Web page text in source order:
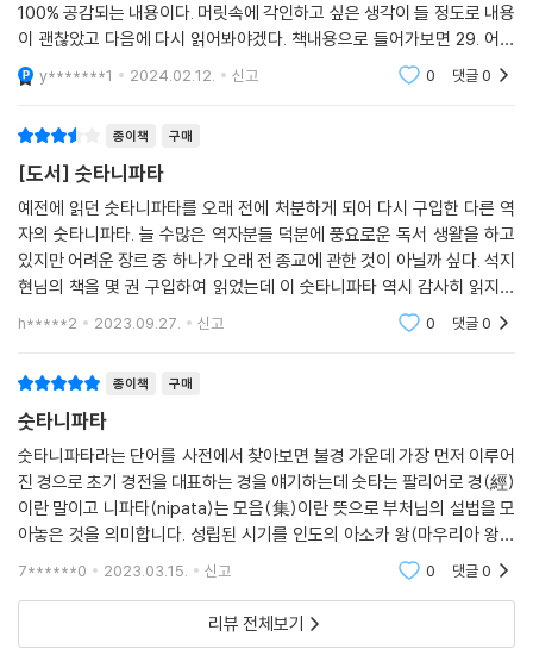
100% 공감되는 내용이다. 머릿속에 각인하고 싶은 생각이 들 정도로 내용
이 괜찮았고 다음에 다시 읽어봐야겠다. 책내용으로 들어가보면 29. 어느
곳이든 가고 싶은 대로 가라. 해치려는 마음은 갖지 말고 무엇을 얻든 그것
으로 만족
y*******1 2024.02.12. 신고 0 댓글0
종이책 구매
[도서] 숫타니파타
예전에 읽던 숫타니파타를 오래 전에 처분하게 되어 다시 구입한 다른 역
자의 숫타니파타. 늘 수많은 역자분들 덕분에 풍요로운 독서 생왈을 하고
있지만 어려운 장르 중 하나가 오래 전 종교에 관한 것이 아닐까 싶다. 석지
현님의 책을 몇 권 구입하여 읽었는데 이 숫타니파타 역시 감사히 읽지만
나로서는 애매하게 느껴지는 부분이 있다. 읽었던 상황이나 기분에 따라서
h*****2 2023.09.27. 신고 0 댓글0
종이책 구매
숫타니파타
숫타니파타라는 단어를 사전에서 찾아보면 불경 가운데 가장 먼저 이루어
진 경으로 초기 경전을 대표하는 경을 얘기하는데 숫타는 팔리어로 경(經)
이란 말이고 니파타(nipata)는 모음(集)이란 뜻으로 부처님의 설법을 모
아놓은 것을 의미합니다. 성립된 시기를 인도의 아소카 왕(마우리아 왕조
3대 왕. 재위 BC 268~ BC 232) 이전으로 보고 있는데 모두 5품(5장)으
7******0 2023.03.15. 신고 0 댓글0
리뷰 전체보기